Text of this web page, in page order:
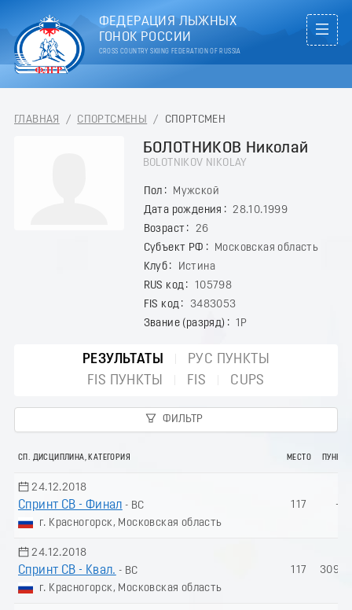
ФЕДЕРАЦИЯ ЛЫЖНЫХ
ГОНОК РОССИИ
CROSS COUNTRY SKIING FEDERATION OF RUSSIA
ГЛАВНАЯ / СПОРТСМЕНЫ / СПОРТСМЕН
БОЛОТНИКОВ Николай
BOLOTNIKOV NIKOLAY
Пол
Мужской
Дата рождения
28.10.1999
Возраст
26
Субъект РФ
Московская область
Клуб
Истина
RUS код
105798
FIS код
3483053
Звание (разряд)
1Р
РЕЗУЛЬТАТЫ
РУС ПУНКТЫ
FIS ПУНКТЫ
FIS CUPS
ФИЛЬТР
СП. ДИСЦИПЛИНА, КАТЕГОРИЯ МЕСТО ПУНКТЫ
24.12.2018
Спринт СВ - Финал - ВС
г. Красногорск, Московская область
117 -
24.12.2018
Спринт СВ - Квал. - ВС
г. Красногорск, Московская область
117